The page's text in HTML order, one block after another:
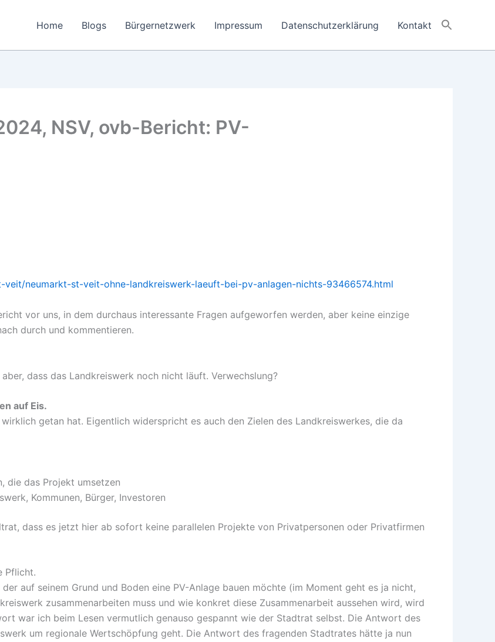
Home Blogs Bürgernetzwerk Impressum Datenschutzerklärung Kontakt
NSV, ovb-Bericht: PV-
neumarkt-st-veit-ohne-landkreiswerk-laeuft-bei-pv-anlagen-nichts-93466574.html
vor uns, in dem durchaus interessante Fragen aufgeworfen werden, aber keine einzige
durch und kommentieren.
dass das Landkreiswerk noch nicht läuft. Verwechslung?
auf Eis.
getan hat. Eigentlich widerspricht es auch den Zielen des Landkreiswerkes, die da
die das Projekt umsetzen
Kommunen, Bürger, Investoren
dass es jetzt hier ab sofort keine parallelen Projekte von Privatpersonen oder Privatfirmen
Pflicht.
auf seinem Grund und Boden eine PV-Anlage bauen möchte (im Moment geht es ja nicht,
zusammenarbeiten muss und wie konkret diese Zusammenarbeit aussehen wird, wird
war ich beim Lesen vermutlich genauso gespannt wie der Stadtrat selbst. Die Antwort des
um regionale Wertschöpfung geht. Die Antwort des fragenden Stadtrates hätte ja nun